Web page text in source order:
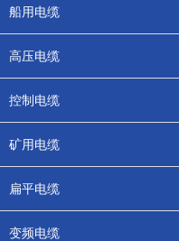
船用电缆
高压电缆
控制电缆
矿用电缆
扁平电缆
变频电缆